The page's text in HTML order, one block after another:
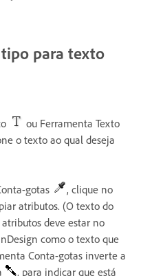
para texto
ou Ferramenta Texto
o texto ao qual deseja
gotas
, clique no
atributos. (O texto do
deve estar no
como o texto que
Conta-gotas inverte a
, para indicar que está